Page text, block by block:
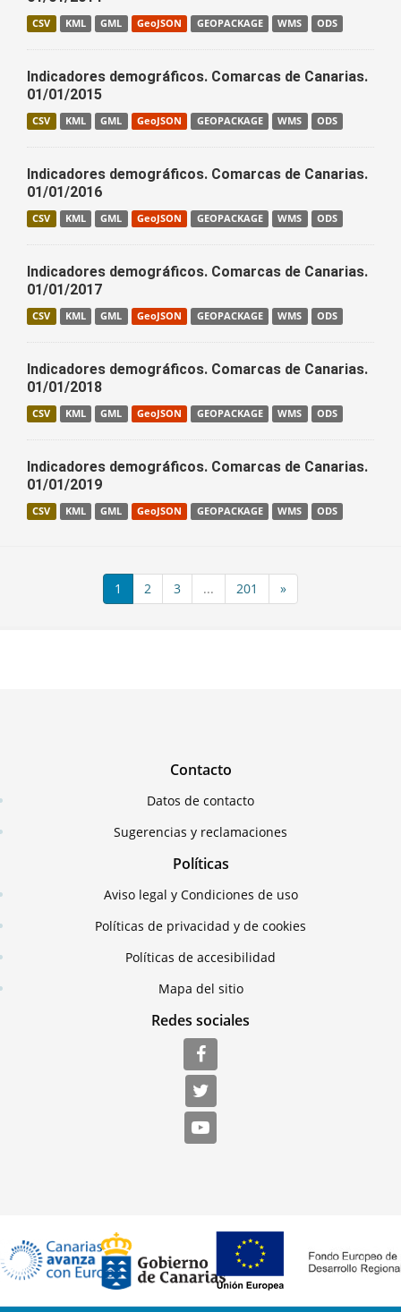
CSV KML GML GeoJSON GEOPACKAGE WMS ODS
Indicadores demográficos. Comarcas de Canarias.
01/01/2015
CSV KML GML GeoJSON GEOPACKAGE WMS ODS
Indicadores demográficos. Comarcas de Canarias.
01/01/2016
CSV KML GML GeoJSON GEOPACKAGE WMS ODS
Indicadores demográficos. Comarcas de Canarias.
01/01/2017
CSV KML GML GeoJSON GEOPACKAGE WMS ODS
Indicadores demográficos. Comarcas de Canarias.
01/01/2018
CSV KML GML GeoJSON GEOPACKAGE WMS ODS
Indicadores demográficos. Comarcas de Canarias.
01/01/2019
CSV KML GML GeoJSON GEOPACKAGE WMS ODS
1 2 3 ... 201 »
Contacto
Datos de contacto
Sugerencias y reclamaciones
Políticas
Aviso legal y Condiciones de uso
Políticas de privacidad y de cookies
Políticas de accesibilidad
Mapa del sitio
Redes sociales